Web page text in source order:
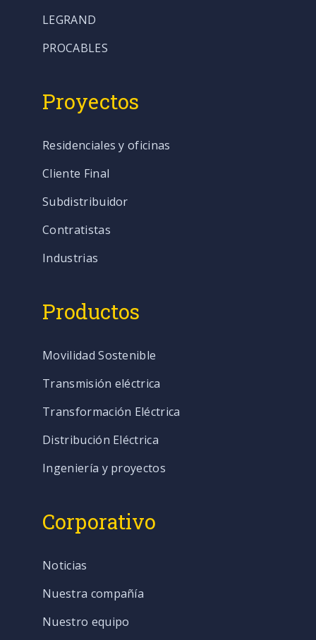
LEGRAND
PROCABLES
Proyectos
Residenciales y oficinas
Cliente Final
Subdistribuidor
Contratistas
Industrias
Productos
Movilidad Sostenible
Transmisión eléctrica
Transformación Eléctrica
Distribución Eléctrica
Ingeniería y proyectos
Corporativo
Noticias
Nuestra compañía
Nuestro equipo